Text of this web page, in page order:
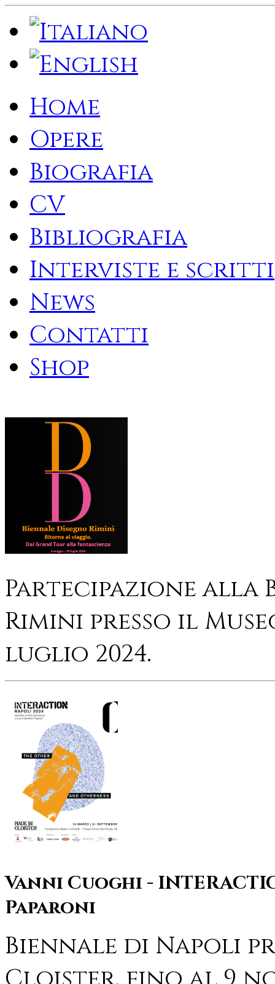
Home
Opere
Biografia
CV
Bibliografia
Interviste e scritti
News
Contatti
Shop
Partecipazione alla
Rimini presso il
luglio 2024.
Vanni Cuoghi -
Paparoni
Biennale di Napoli